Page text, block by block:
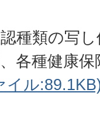
種類の写
各種健康
イル